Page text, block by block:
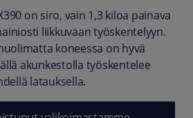
on siro, vain 1,3 kiloa painava
liikkuvaan työskentelyyn.
koneessa on hyvä
akunkestolla työskentelee
latauksella.